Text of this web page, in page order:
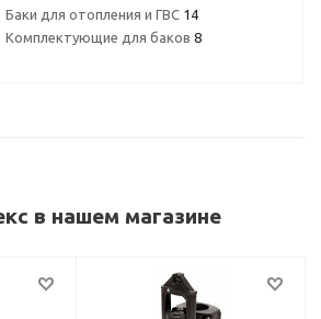
Баки для отопления и ГВС 14
Комплектующие для баков 8
в нашем магазине